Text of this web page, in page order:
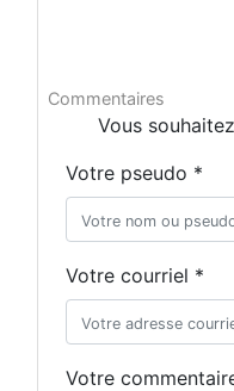
Commentaires
Vous
Votre pseudo *
Votre courriel *
Votre